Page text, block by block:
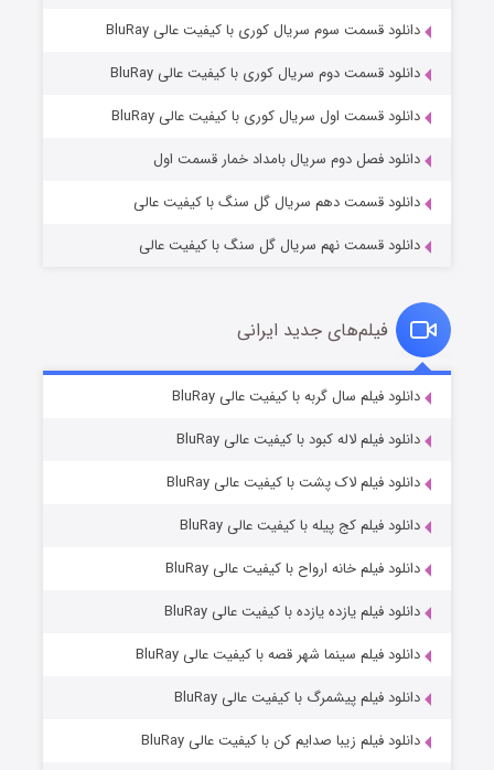
مردگان متحرک: شهر مرده ۳
قسمت۲ (زیرنویس) منتشر شد
قسمت۷ (زیرنویس) منتشر شد
دانلود قسمت سوم سریال کوری با کیفیت عالی BluRay
دانلود قسمت دوم سریال کوری با کیفیت عالی BluRay
دانلود قسمت اول سریال کوری با کیفیت عالی BluRay
دانلود فصل دوم سریال بامداد خمار قسمت اول
دانلود قسمت دهم سریال گل سنگ با کیفیت عالی
دانلود قسمت نهم سریال گل سنگ با کیفیت عالی
فیلم‌های جدید ایرانی
دانلود فیلم سال گربه با کیفیت عالی BluRay
دانلود فیلم لاله کبود با کیفیت عالی BluRay
دانلود فیلم لاک پشت با کیفیت عالی BluRay
دانلود فیلم کج‌ پیله با کیفیت عالی BluRay
دانلود فیلم خانه ارواح با کیفیت عالی BluRay
دانلود فیلم یازده یازده با کیفیت عالی BluRay
دانلود فیلم سینما شهر قصه با کیفیت عالی BluRay
دانلود فیلم پیشمرگ با کیفیت عالی BluRay
دانلود فیلم زیبا صدایم کن با کیفیت عالی BluRay